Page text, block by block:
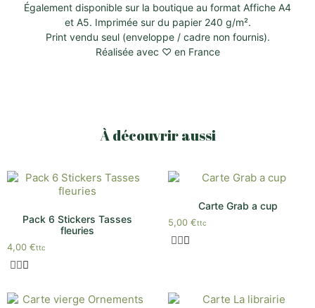
Également disponible sur la boutique au format Affiche A4
et A5. Imprimée sur du papier 240 g/m².
Print vendu seul (enveloppe / cadre non fournis).
Réalisée avec ♡ en France
À découvrir aussi
Pack 6 Stickers Tasses
fleuries
4,00 €ttc
Carte Grab a cup
5,00 €ttc